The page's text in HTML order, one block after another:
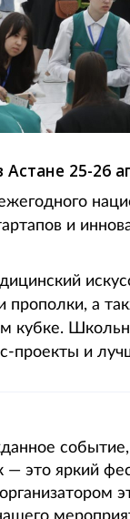
25-26
и
прополки, а
проекты и
это яркий